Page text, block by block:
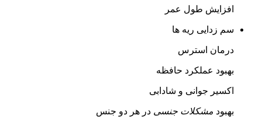
افزایش طول عمر
سم زدایی ریه ها
درمان استرس
بهبود عملکرد حافظه
اکسیر جوانی و شادابی
بهبود مشکلات جنسی در هر دو جنس